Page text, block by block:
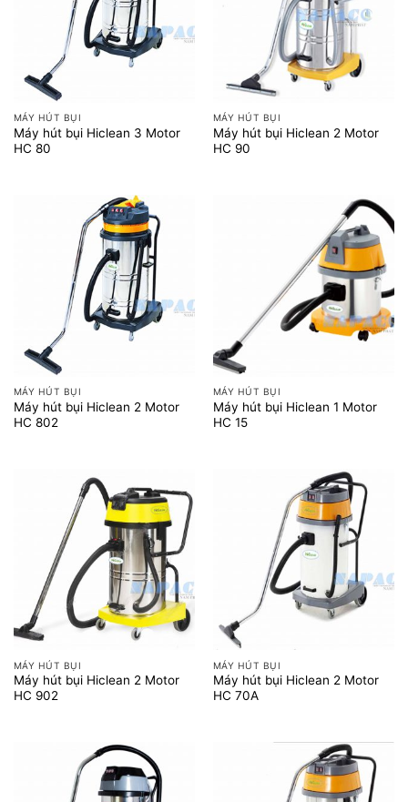
MÁY HÚT BỤI
Máy hút bụi Hiclean 3 Motor
HC 80
MÁY HÚT BỤI
Máy hút bụi Hiclean 2 Motor
HC 90
MÁY HÚT BỤI
Máy hút bụi Hiclean 2 Motor
HC 802
MÁY HÚT BỤI
Máy hút bụi Hiclean 1 Motor
HC 15
MÁY HÚT BỤI
Máy hút bụi Hiclean 2 Motor
HC 902
MÁY HÚT BỤI
Máy hút bụi Hiclean 2 Motor
HC 70A